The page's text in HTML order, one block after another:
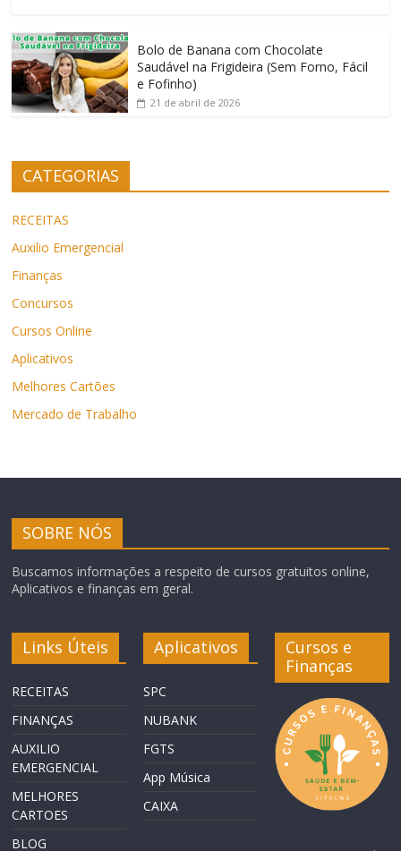
Bolo de Banana com Chocolate
Saudável na Frigideira (Sem Forno, Fácil
e Fofinho)
21 de abril de 2026
CATEGORIAS
RECEITAS
Auxilio Emergencial
Finanças
Concursos
Cursos Online
Aplicativos
Melhores Cartões
Mercado de Trabalho
SOBRE NÓS
Buscamos informações a respeito de cursos gratuitos online,
Aplicativos e finanças em geral.
Links Úteis
RECEITAS
FINANÇAS
AUXILIO
EMERGENCIAL
MELHORES
CARTOES
BLOG
Aplicativos
SPC
NUBANK
FGTS
App Música
CAIXA
Cursos e
Finanças